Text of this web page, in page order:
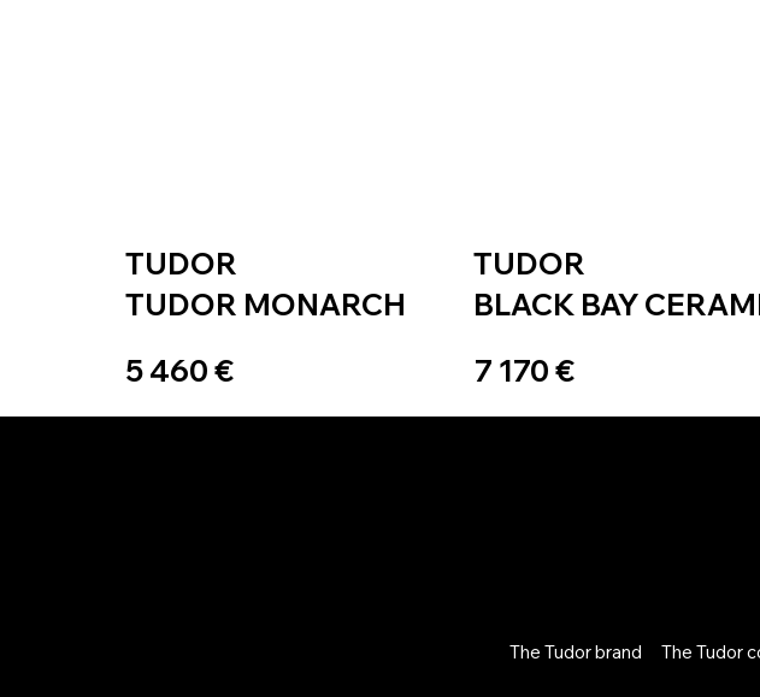
TUDOR
TUDOR MONARCH
5 460 €
TUDOR
BLACK BAY
7 170 €
The Tudor brand The Tudor